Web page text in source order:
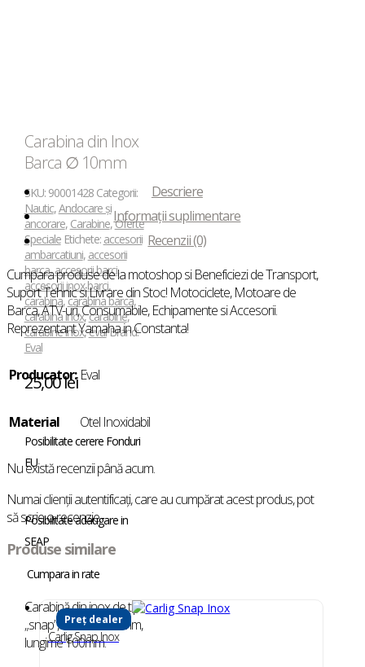
Carabina din Inox
Barca ∅ 10mm
SKU: 90001428 Categorii:
Nautic,Andocare și
ancorare, Carabine,Oferte
Speciale Etichete: accesorii
ambarcatiuni, accesorii
barca,accesorii barci,
accesorii inox barci,
carabina, carabina barca,
carabina inox,carabine,
carabine inox,evalBrand:
Eval
25,00lei
Posibilitate cerere Fonduri
EU
Posibilitate adaugare in
SEAP
Cumpara in rate
Carabină din inox de tip
„snap”, diametru 10mm,
lungime 100mm.
Descriere
Informații suplimentare
Recenzii (0)
Cumpara produse de la motoshop si Beneficiezi de Transport,
Suport Tehnic si Livrare din Stoc! Motociclete, Motoare de
Barca, ATV-uri, Consumabile, Echipamente si Accesorii.
Reprezentant Yamaha in Constanta!
Producator: Eval
Material Otel Inoxidabil
Nu există recenzii până acum.
Numai clienții autentificați, care au cumpărat acest produs, pot
să scrie o recenzie.
Produse similare
Preț dealer
Carlig Snap Inox